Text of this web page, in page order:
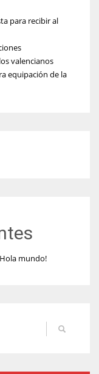
para recibir al
valencianos
equipación de la
mundo!